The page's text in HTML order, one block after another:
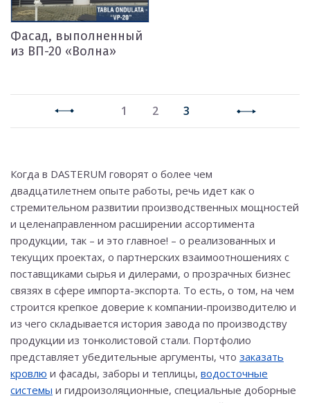
Фасад, выполненный
из ВП-20 «Волна»
1 2 3
Когда в DASTERUM говорят о более чем
двадцатилетнем опыте работы, речь идет как о
стремительном развитии производственных мощностей
и целенаправленном расширении ассортимента
продукции, так – и это главное! – о реализованных и
текущих проектах, о партнерских взаимоотношениях с
поставщиками сырья и дилерами, о прозрачных бизнес
связях в сфере импорта-экспорта. То есть, о том, на чем
строится крепкое доверие к компании-производителю и
из чего складывается история завода по производству
продукции из тонколистовой стали. Портфолио
представляет убедительные аргументы, что заказать
кровлю и фасады, заборы и теплицы, водосточные
системы и гидроизоляционные, специальные доборные